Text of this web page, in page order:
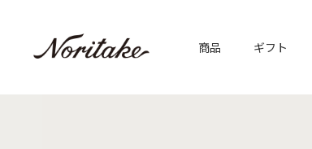
商品 ギフト